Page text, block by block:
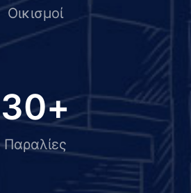
Οικισμοί
Παραλίες
30+